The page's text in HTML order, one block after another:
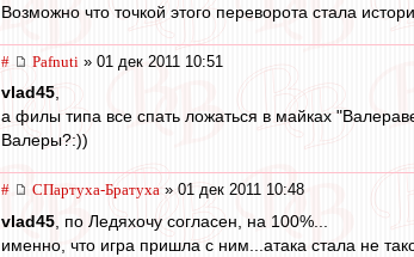
Возможно что точкой этого переворота стала
# Pafnuti » 01 дек 2011 10:51
vlad45,
а филы типа все спать ложаться в майках
Валеры?:))
# СПартуха-Братуха » 01 дек 2011 10:48
vlad45 , по Ледяхочу согласен, на 100%...
именно, что игра пришла с ним...атака стала не